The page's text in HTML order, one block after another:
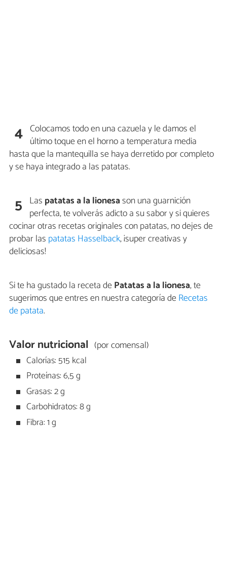
4 Colocamos todo en una cazuela y le damos el
último toque en el horno a temperatura media
hasta que la mantequilla se haya derretido por completo
y se haya integrado a las patatas.
5 Las patatas a la lionesason una guarnición
perfecta, te volverás adicto a su sabor y si quieres
cocinar otras recetas originales con patatas, no dejes de
probar las patatas Hasselback, ¡super creativas y
deliciosas!
Si te ha gustado la receta dePatatas a la lionesa, te
sugerimos que entres en nuestra categoría deRecetas
de patata.
Valor nutricional (por comensal)
Calorías: 515 kcal
Proteínas: 6,5 g
Grasas: 2 g
Carbohidratos: 8 g
Fibra: 1 g